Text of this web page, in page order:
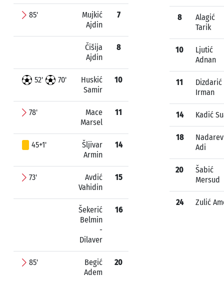
85'
Mujkić
Ajdin
7
Čišija
Ajdin
8
52' 70'
Huskić
Samir
10
78'
Mace
Marsel
11
45+1'
Šljivar
Armin
14
73'
Avdić
Vahidin
15
Šekerić
Belmin
-
Dilaver
16
85'
Begić
Adem
20
8
Alagić
Tarik
10
Ljutić
Adnan
11
Dizdarić
Irman
14 Kadić
18
Adi
20
Šabić
Mersud
24 Zulić